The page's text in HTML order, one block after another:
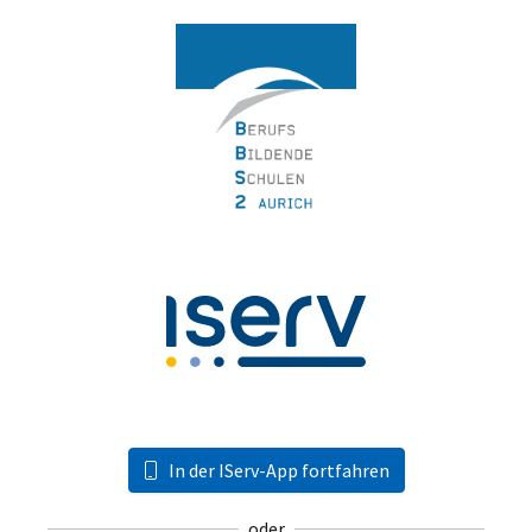
In der IServ-App fortfahren